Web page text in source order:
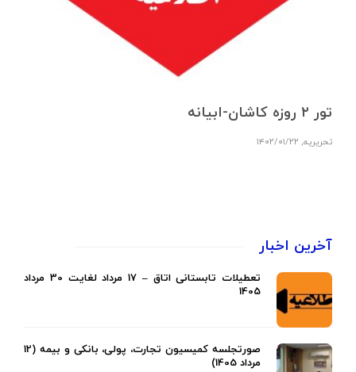
تور ۲ روزه کاشان-ابیانه
تحریریه, ۱۴۰۲/۰۱/۲۲
آخرین اخبار
تعطیلات تابستانی اتاق – 17 مرداد لغایت 30 مرداد
1405
صورتجلسه کمیسیون تجارت، پولی، بانکی و بیمه (12
مرداد 1405)